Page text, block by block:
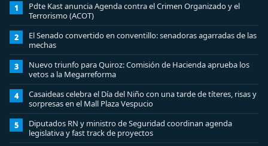
1
Pdte Kast anuncia Agenda contra el Crimen Organizado y el
Terrorismo (ACOT)
2
El Senado convertido en conventillo: senadoras agarradas de las
mechas
3
Nuevo triunfo para Quiroz: Comisión de Hacienda aprueba los
vetos a la Megarreforma
4
Casaideas celebra el Día del Niño con una tarde de títeres, risas y
sorpresas en el Mall Plaza Vespucio
5
Diputados RN y ministro de Seguridad coordinan agenda
legislativa y fast track de proyectos